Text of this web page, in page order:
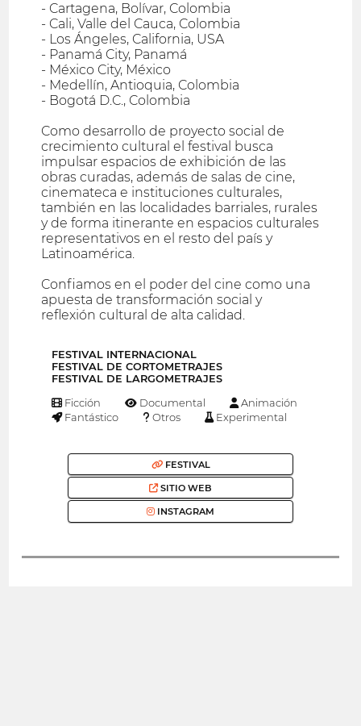
- Cartagena, Bolívar, Colombia
- Cali, Valle del Cauca, Colombia
- Los Ángeles, California, USA
- Panamá City, Panamá
- México City, México
- Medellín, Antioquia, Colombia
- Bogotá D.C., Colombia
Como desarrollo de proyecto social de
crecimiento cultural el festival busca
impulsar espacios de exhibición de las
obras curadas, además de salas de cine,
cinemateca e instituciones culturales,
también en las localidades barriales, rurales
y de forma itinerante en espacios culturales
representativos en el resto del país y
Latinoamérica.
Confiamos en el poder del cine como una
apuesta de transformación social y
reflexión cultural de alta calidad.
FESTIVAL INTERNACIONAL
FESTIVAL DE CORTOMETRAJES
FESTIVAL DE LARGOMETRAJES
Ficción Documental
Animación
Fantástico
Otros Experimental
FESTIVAL
SITIO WEB
INSTAGRAM